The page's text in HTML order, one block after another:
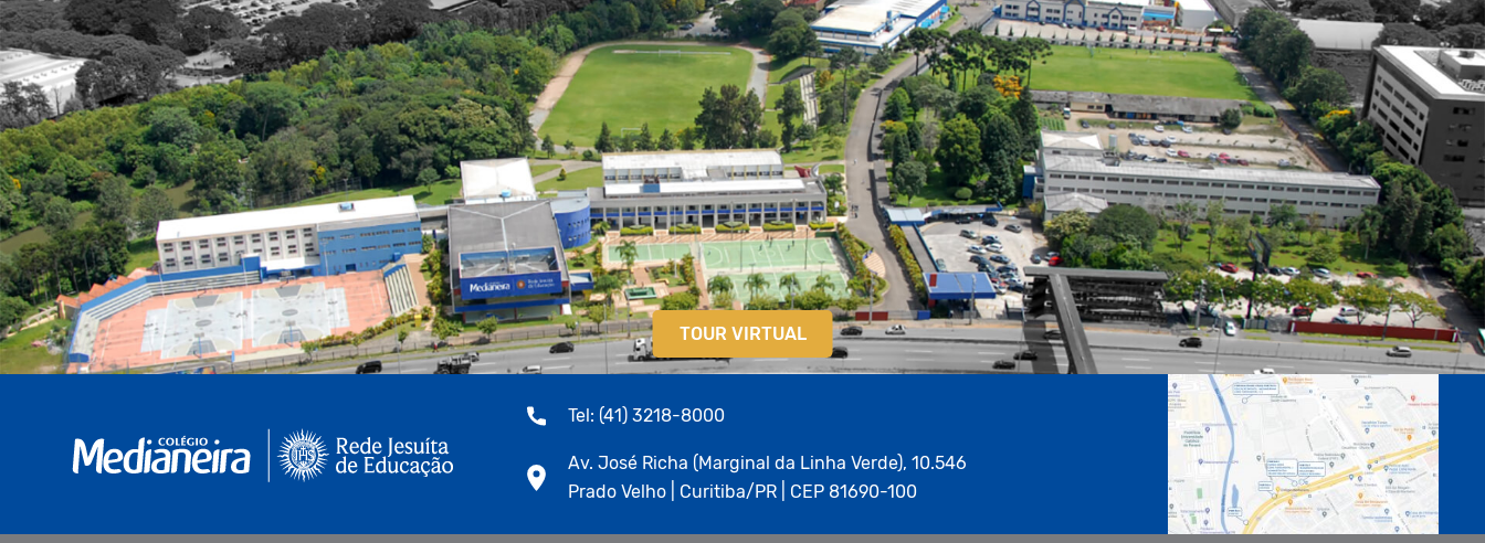
TOUR VIRTUAL
Tel: (41) 3218-8000
Av. José Richa (Marginal da Linha Verde), 10.546
Prado Velho | Curitiba/PR | CEP 81690-100